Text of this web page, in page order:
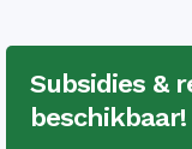
Subsidies &
beschikbaar!